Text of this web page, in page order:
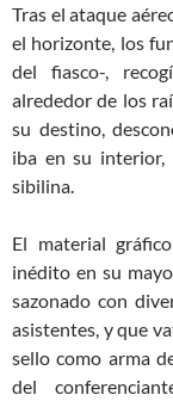
Tras el ataque
el horizonte, los
del fiasco-,
alrededor de los
su destino,
iba en su
sibilina.
El material
inédito en su
sazonado con
asistentes, y que
sello como arma
del